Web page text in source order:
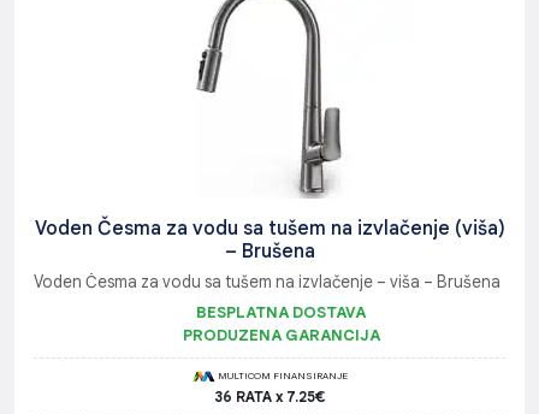
Voden Česma za vodu sa tušem na izvlačenje (viša)
– Brušena
Voden Česma za vodu sa tušem na izvlačenje – viša – Brušena
BESPLATNA DOSTAVA
PRODUZENA GARANCIJA
MULTICOM FINANSIRANJE
36 RATA x 7.25€